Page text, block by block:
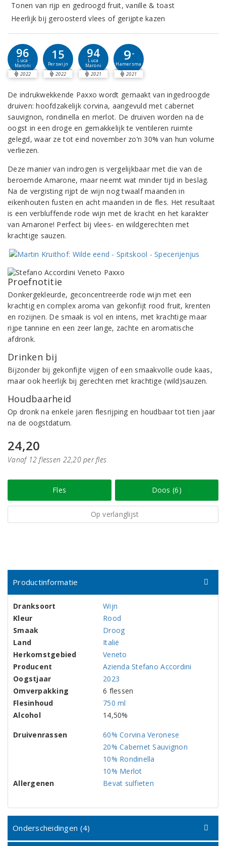
Tonen van rijp en gedroogd fruit, vanille & toast
Heerlijk bij geroosterd vlees of gerijpte kazen
96
Luca
Maroni
2022
15
Perswijn
2022
94
Luca
Maroni
2021
9-
Hamersma
2021
De indrukwekkende Paxxo wordt gemaakt van ingedroogde
druiven: hoofdzakelijk corvina, aangevuld met cabernet
sauvignon, rondinella en merlot. De druiven worden na de
oogst in een droge en gemakkelijk te ventileren ruimte
gelegd, waar ze tot eind november zo’n 30% van hun volume
verliezen.
Deze manier van indrogen is vergelijkbaar met die van de
beroemde Amarone, maar neemt wat minder tijd in beslag.
Na de vergisting rijpt de wijn nog twaalf maanden in
eikenhouten fusten en acht maanden in de fles. Het resultaat
is een verbluffende rode wijn met de kracht en het karakter
van Amarone! Perfect bij vlees- en wildgerechten met
krachtige sauzen.
Proefnotitie
Donkergekleurde, geconcentreerde rode wijn met een
krachtig en complex aroma van gekonfijt rood fruit, krenten
en rozijnen. De smaak is vol en intens, met krachtige maar
rijpe tannine en een zeer lange, zachte en aromatische
afdronk.
Drinken bij
Bijzonder bij gekonfijte vijgen of een smaakvolle oude kaas,
maar ook heerlijk bij gerechten met krachtige (wild)sauzen.
Houdbaarheid
Op dronk na enkele jaren flesrijping en houdbaar tot tien jaar
na de oogstdatum.
24,20
Vanaf 12 flessen 22,20 per fles
Fles Doos (6)
Op verlanglijst
Productinformatie
Dranksoort
Wijn
Kleur
Rood
Smaak
Droog
Land
Italië
Herkomstgebied
Veneto
Producent
Azienda Stefano Accordini
Oogstjaar
2023
Omverpakking
6 flessen
Flesinhoud
750 ml
Alcohol
14,50%
Druivenrassen
60% Corvina Veronese
20% Cabernet Sauvignon
10% Rondinella
10% Merlot
Allergenen
Bevat sulfieten
Onderscheidingen (4)